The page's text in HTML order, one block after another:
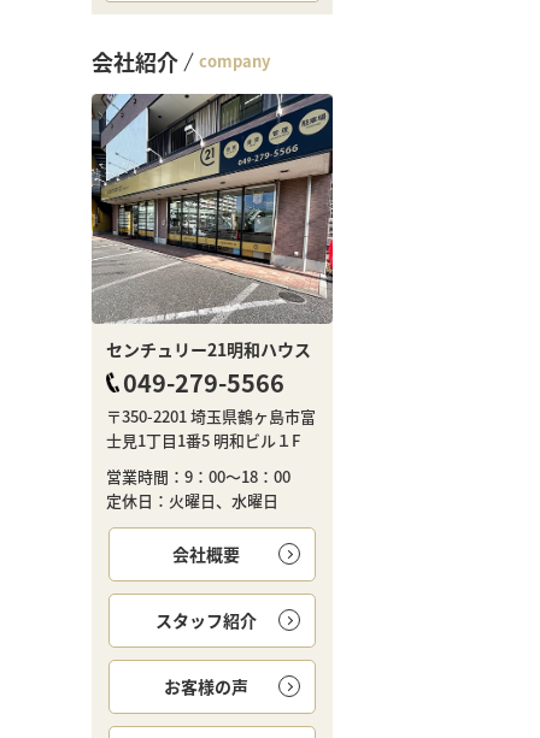
会社紹介 company
センチュリー21明和ハウス
049-279-5566
〒350-2201 埼玉県鶴ヶ島市富
士見1丁目1番5 明和ビル１F
営業時間：9：00～18：00
定休日：火曜日、水曜日
会社概要
スタッフ紹介
お客様の声